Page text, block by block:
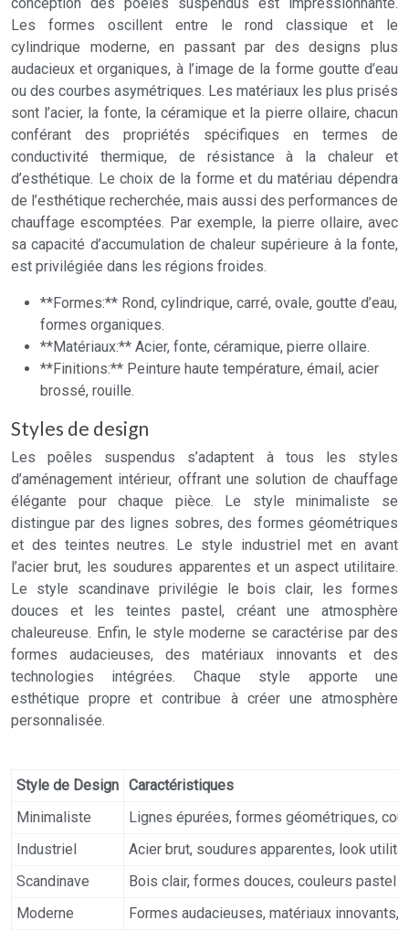
Les formes oscillent entre le rond classique et le
cylindrique moderne, en passant par des designs plus
audacieux et organiques, à l’image de la forme goutte d’eau
ou des courbes asymétriques. Les matériaux les plus prisés
sont l’acier, la fonte, la céramique et la pierre ollaire, chacun
conférant des propriétés spécifiques en termes de
conductivité thermique, de résistance à la chaleur et
d’esthétique. Le choix de la forme et du matériau dépendra
de l’esthétique recherchée, mais aussi des performances de
chauffage escomptées. Par exemple, la pierre ollaire, avec
sa capacité d’accumulation de chaleur supérieure à la fonte,
est privilégiée dans les régions froides.
**Formes:** Rond, cylindrique, carré, ovale, goutte d’eau,
formes organiques.
**Matériaux:** Acier, fonte, céramique, pierre ollaire.
**Finitions:** Peinture haute température, émail, acier
brossé, rouille.
Styles de design
Les poêles suspendus s’adaptent à tous les styles
d’aménagement intérieur, offrant une solution de chauffage
élégante pour chaque pièce. Le style minimaliste se
distingue par des lignes sobres, des formes géométriques
et des teintes neutres. Le style industriel met en avant
l’acier brut, les soudures apparentes et un aspect utilitaire.
Le style scandinave privilégie le bois clair, les formes
douces et les teintes pastel, créant une atmosphère
chaleureuse. Enfin, le style moderne se caractérise par des
formes audacieuses, des matériaux innovants et des
technologies intégrées. Chaque style apporte une
esthétique propre et contribue à créer une atmosphère
personnalisée.
Style de Design Caractéristiques
Minimaliste
Lignes épurées, formes géométriques,
Industriel
Acier brut, soudures apparentes, look
Scandinave
Bois clair, formes douces, couleurs pastel
Moderne
Formes audacieuses, matériaux innovants,